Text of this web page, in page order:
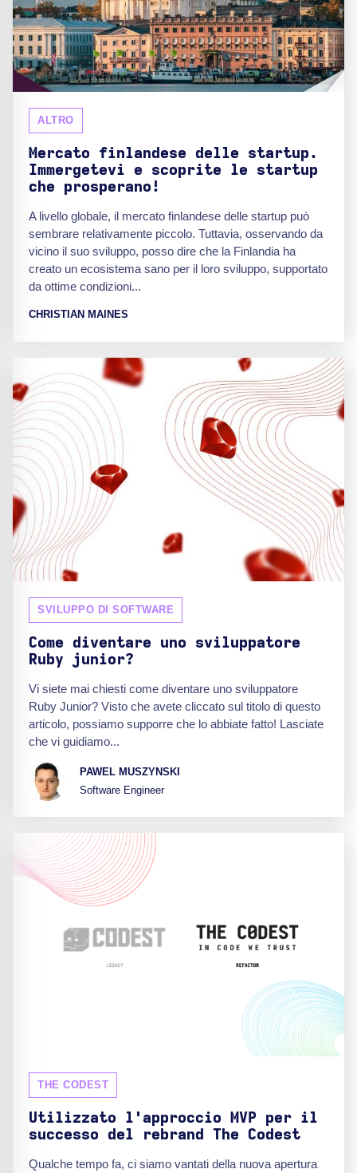
ALTRO
Mercato finlandese delle startup.
Immergetevi e scoprite le startup
che prosperano!
A livello globale, il mercato finlandese delle startup può
sembrare relativamente piccolo. Tuttavia, osservando da
vicino il suo sviluppo, posso dire che la Finlandia ha
creato un ecosistema sano per il loro sviluppo, supportato
da ottime condizioni...
CHRISTIAN MAINES
SVILUPPO DI SOFTWARE
Come diventare uno sviluppatore
Ruby junior?
Vi siete mai chiesti come diventare uno sviluppatore
Ruby Junior? Visto che avete cliccato sul titolo di questo
articolo, possiamo supporre che lo abbiate fatto! Lasciate
che vi guidiamo...
PAWEL MUSZYNSKI
Software Engineer
THE CODEST
Utilizzato l'approccio MVP per il
successo del rebrand The Codest
Qualche tempo fa, ci siamo vantati della nuova apertura